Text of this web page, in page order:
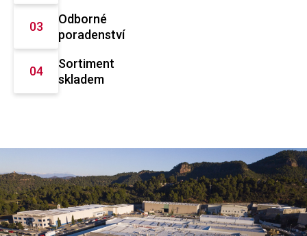
Odborné
poradenství
Sortiment
skladem